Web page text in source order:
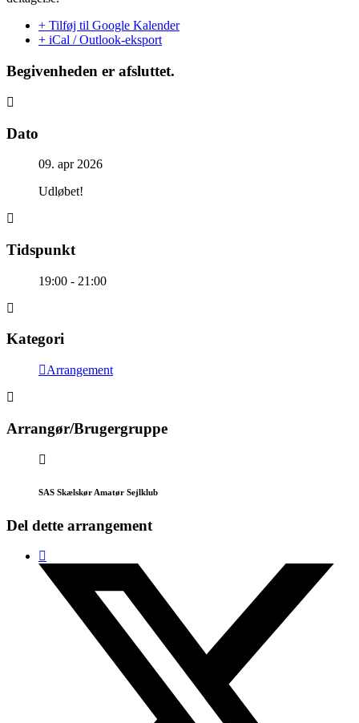
+ Tilføj til Google Kalender
+ iCal / Outlook-eksport
Begivenheden er afsluttet.
Dato
09. apr 2026
Udløbet!
Tidspunkt
19:00 - 21:00
Kategori
Arrangement
Arrangør/Brugergruppe
SAS Skælskør Amatør Sejlklub
Del dette arrangement